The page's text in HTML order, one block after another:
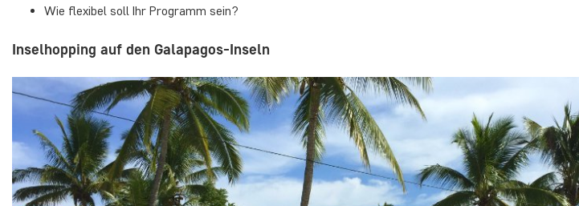
Wie flexibel soll Ihr Programm sein?
Inselhopping auf den Galapagos-Inseln